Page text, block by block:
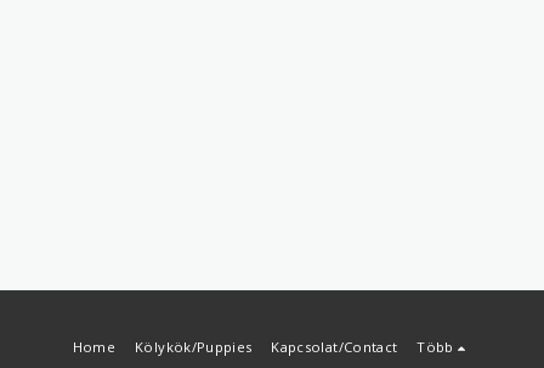
Home Kölykök/Puppies Kapcsolat/Contact Több